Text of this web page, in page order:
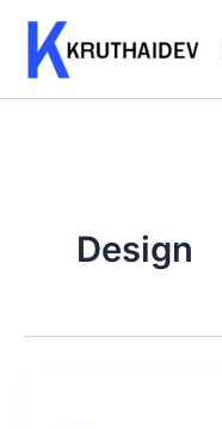
content
Design